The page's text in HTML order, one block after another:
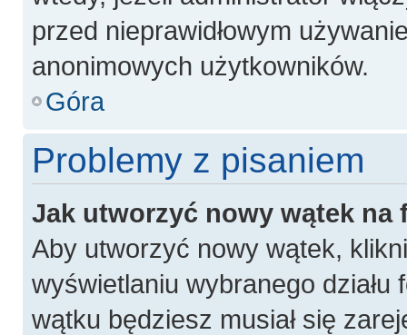
przed nieprawidłowym
anonimowych użytkowników.
Góra
Problemy z pisaniem
Jak utworzyć nowy wątek na
Aby utworzyć nowy wątek,
wyświetlaniu wybranego
wątku będziesz musiał się